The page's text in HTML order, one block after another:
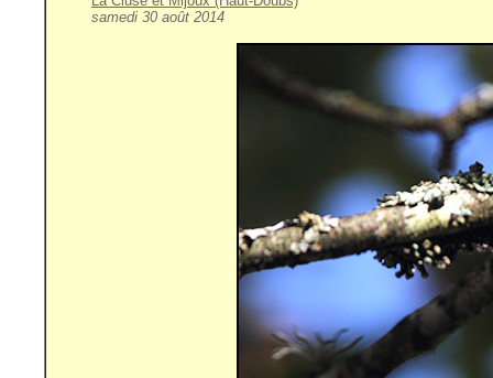
samedi 30 août 2014